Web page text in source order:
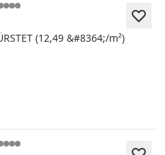
(12,49 &#8364;/m²)